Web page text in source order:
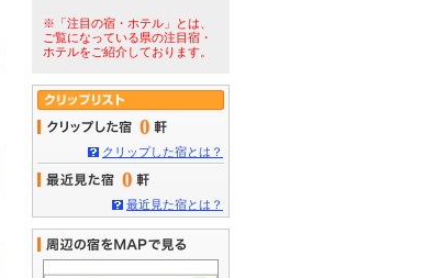
※「注目の宿・ホテル」とは、
ご覧になっている県の注目宿・
ホテルをご紹介しております。
0
クリップした宿とは？
0
最近見た宿とは？